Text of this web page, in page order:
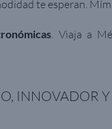
te esperan.
. Viaja a
INNOVADOR